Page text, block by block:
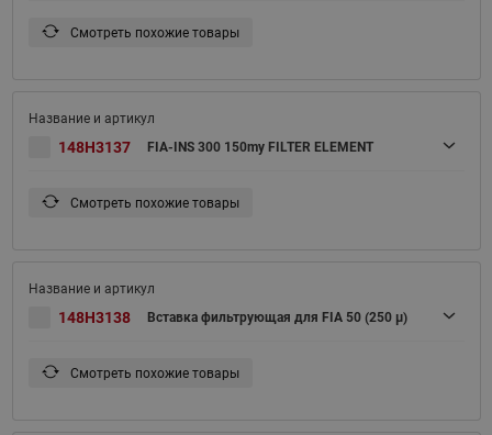
Смотреть похожие товары
148H3137 FIA-INS 300 150my FILTER ELEMENT
Смотреть похожие товары
148H3138 Вставка фильтрующая для FIA 50 (250 μ)
Смотреть похожие товары